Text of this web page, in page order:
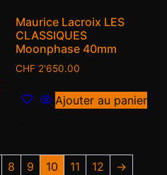
Maurice Lacroix LES
CLASSIQUES
Moonphase 40mm
CHF 2'650.00
Ajouter au panier
8 9 10 11 12 →